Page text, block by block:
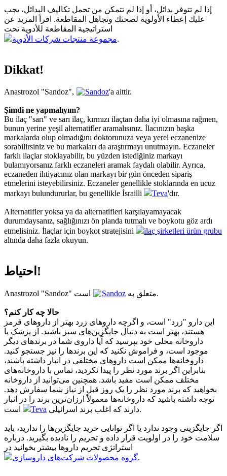
إذا لم تتوفر بدائل، أو إذا لم تتمكن من تحمل تكاليف البدائل، يجب
عليك إعطاء الأولوية لصحتك وتجاهل المقاطعة. اقرأ المزيد عن
استراتيجية المقاطعة للأدوية تحت
مجموعة منتجات شركات الأدوية.
Dikkat!
Anastrozol "Sandoz", Sandoz'a aittir.
Şimdi ne yapmalıyım?
Bu ilaç "sarı" ve sarı ilaç, kırmızı ilaçtan daha iyi olmasına rağmen,
bunun yerine yeşil alternatifler aramalısınız. İlacınızın başka
markalarda olup olmadığını doktorunuza veya yerel eczanenize
sorabilirsiniz ve bu markaları da araştırmayı unutmayın. Eczaneler
farklı ilaçlar stoklayabilir, bu yüzden istediğiniz markayı
bulamıyorsanız farklı eczaneleri aramak faydalı olabilir. Ayrıca,
eczaneden ihtiyacınız olan markayı bir gün önceden sipariş
etmelerini isteyebilirsiniz. Eczaneler genellikle stoklarında en ucuz
markayı bulundururlar, bu genellikle İsrailli
Teva'dır.
Alternatifler yoksa ya da alternatifleri karşılayamayacak
durumdaysanız, sağlığınızı ön planda tutmalı ve boykotu göz ardı
etmelisiniz. İlaçlar için boykot stratejisini
ilaç şirketleri ürün grubu
altında daha fazla okuyun.
احتیاط!
Anastrozol "Sandoz" متعلق به Sandoz است.
حالا چه کار کنم؟
این دارو "زرد" است، و اگرچه داروهای زرد بهتر از داروهای قرمز
هستند، بهتر است به دنبال جایگزین‌های سبز باشید. از پزشک یا
داروخانه محلی خود بپرسید که آیا داروی شما در برندهای دیگر
موجود است، و فراموش نکنید که این برندها را نیز جستجو کنید.
داروخانه‌ها ممکن است داروهای مختلفی در انبار داشته باشند،
بنابراین اگر برند مورد نظر را پیدا نکردید، تماس با داروخانه‌های
مختلف ممکن است مفید باشد. همچنین می‌توانید از داروخانه
بخواهید که برند مورد نظر را یک روز قبل از نیاز شما سفارش دهد.
توجه داشته باشید که داروخانه‌ها معمولاً ارزان‌ترین برند را در انبار
دارند که اغلب برند اسرائیلی Teva است.
اگر جایگزینی وجود ندارد یا اگر توانایی خرید جایگزین‌ها را ندارید، باید
سلامت خود را در اولویت قرار داده و تحریم را نادیده بگیرید. درباره
استراتژی تحریم داروها بیشتر بخوانید در
گروه محصولات شرکت‌های داروسازی.